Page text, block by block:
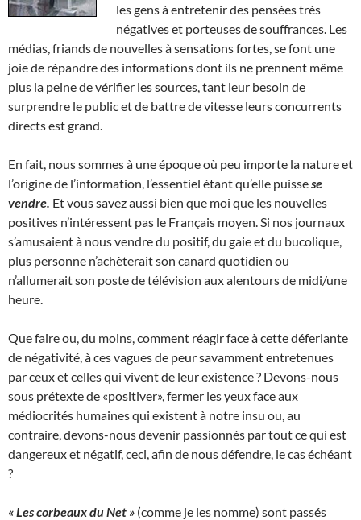
les gens à entretenir des pensées très
négatives et porteuses de souffrances. Les
médias, friands de nouvelles à sensations fortes, se font une
joie de répandre des informations dont ils ne prennent même
plus la peine de vérifier les sources, tant leur besoin de
surprendre le public et de battre de vitesse leurs concurrents
directs est grand.
En fait, nous sommes à une époque où peu importe la nature et
l’origine de l’information, l’essentiel étant qu’elle puissese
vendre. Et vous savez aussi bien que moi que les nouvelles
positives n’intéressent pas le Français moyen. Si nos journaux
s’amusaient à nous vendre du positif, du gaie et du bucolique,
plus personne n’achèterait son canard quotidien ou
n’allumerait son poste de télévision aux alentours de midi/une
heure.
Que faire ou, du moins, comment réagir face à cette déferlante
de négativité, à ces vagues de peur savamment entretenues
par ceux et celles qui vivent de leur existence ? Devons-nous
sous prétexte de «positiver», fermer les yeux face aux
médiocrités humaines qui existent à notre insu ou, au
contraire, devons-nous devenir passionnés par tout ce qui est
dangereux et négatif, ceci, afin de nous défendre, le cas échéant
?
« Les corbeaux du Net » (comme je les nomme) sont passés